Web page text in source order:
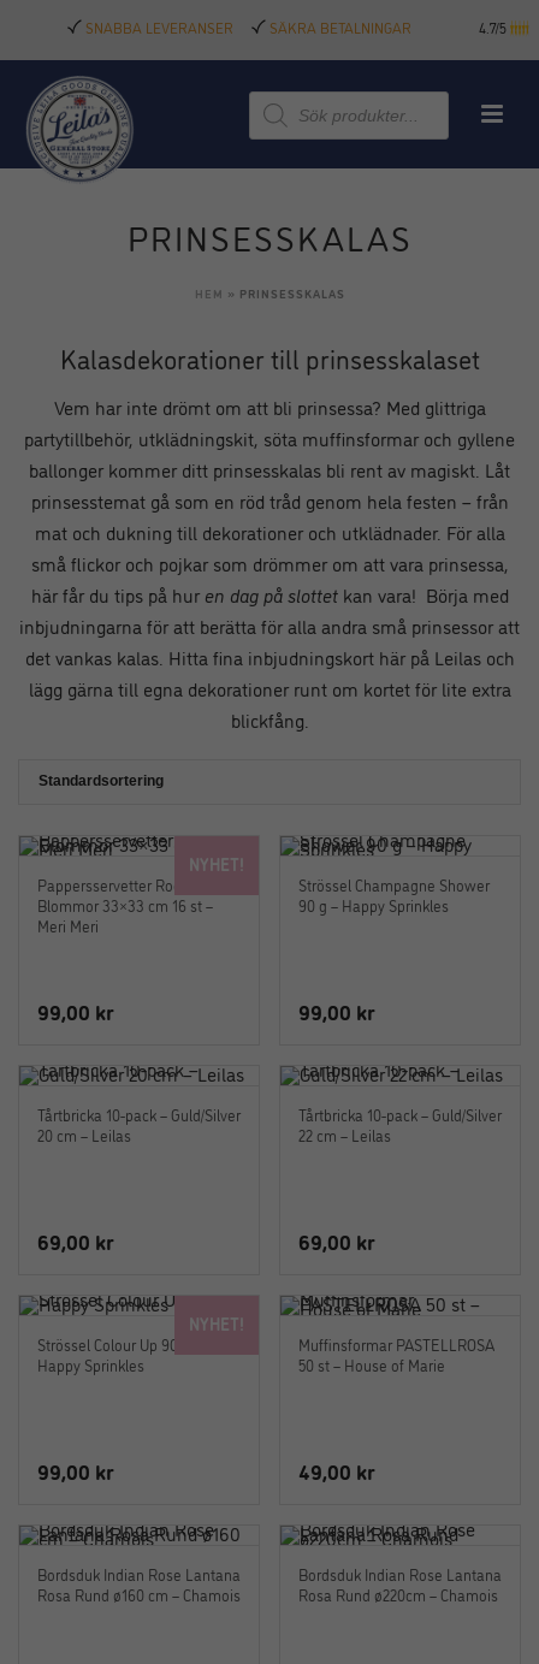
SNABBA LEVERANSER SÄKRA BETALNINGAR 4.7/5
Produktsökning
PRINSESSKALAS
HEM » PRINSESSKALAS
Kalasdekorationer till prinsesskalaset
Vem har inte drömt om att bli prinsessa? Med glittriga
partytillbehör, utklädningskit, söta muffinsformar och gyllene
ballonger kommer ditt prinsesskalas bli rent av magiskt. Låt
prinsesstemat gå som en röd tråd genom hela festen – från
mat och dukning till dekorationer och utklädnader. För alla
små flickor och pojkar som drömmer om att vara prinsessa,
här får du tips på hur en dag på slottetkan vara! Börja med
inbjudningarna för att berätta för alla andra små prinsessor att
det vankas kalas. Hitta fina inbjudningskort här på Leilas och
lägg gärna till egna dekorationer runt om kortet för lite extra
blickfång.
NYHET!
Pappersservetter Rococo
Blommor 33×33 cm 16 st –
Meri Meri
99,00 kr
Strössel Champagne Shower
90 g – Happy Sprinkles
99,00 kr
Tårtbricka 10-pack – Guld/Silver
20 cm – Leilas
69,00 kr
Tårtbricka 10-pack – Guld/Silver
22 cm – Leilas
69,00 kr
NYHET!
Strössel Colour Up 90 g –
Happy Sprinkles
99,00 kr
Muffinsformar PASTELLROSA
50 st – House of Marie
49,00 kr
Bordsduk Indian Rose Lantana
Rosa Rund ø160 cm – Chamois
Bordsduk Indian Rose Lantana
Rosa Rund ø220cm – Chamois